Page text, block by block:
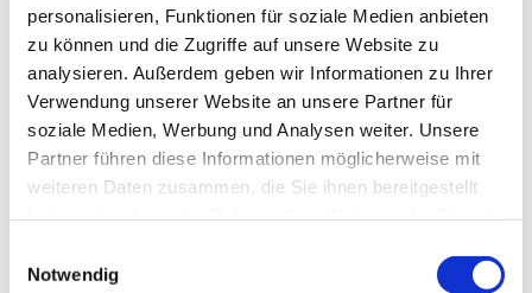
personalisieren, Funktionen für soziale Medien anbieten
zu können und die Zugriffe auf unsere Website zu
analysieren. Außerdem geben wir Informationen zu Ihrer
Verwendung unserer Website an unsere Partner für
soziale Medien, Werbung und Analysen weiter. Unsere
Partner führen diese Informationen möglicherweise mit
weiteren Daten zusammen, die Sie ihnen bereitgestellt
Notwendig
DETAILS
Datum: Januar 1
Zeit:
10:30